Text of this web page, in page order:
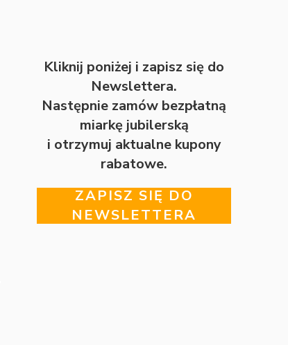
Kliknij poniżej i zapisz się do
Newslettera.
Następnie zamów bezpłatną
miarkę jubilerską
i otrzymuj aktualne kupony
rabatowe.
ZAPISZ SIĘ DO
NEWSLETTERA